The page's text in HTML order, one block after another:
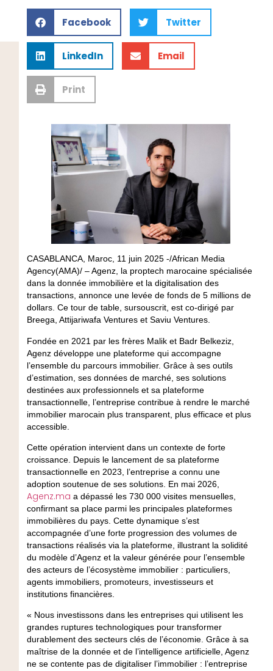
Facebook Twitter
LinkedIn Email
Print
CASABLANCA, Maroc, 11 juin 2025 -/African Media
Agency(AMA)/ – Agenz, la proptech marocaine spécialisée
dans la donnée immobilière et la digitalisation des
transactions, annonce une levée de fonds de 5 millions de
dollars. Ce tour de table, sursouscrit, est co-dirigé par
Breega, Attijariwafa Ventures et Saviu Ventures.
Fondée en 2021 par les frères Malik et Badr Belkeziz,
Agenz développe une plateforme qui accompagne
l’ensemble du parcours immobilier. Grâce à ses outils
d’estimation, ses données de marché, ses solutions
destinées aux professionnels et sa plateforme
transactionnelle, l’entreprise contribue à rendre le marché
immobilier marocain plus transparent, plus efficace et plus
accessible.
Cette opération intervient dans un contexte de forte
croissance. Depuis le lancement de sa plateforme
transactionnelle en 2023, l’entreprise a connu une
adoption soutenue de ses solutions. En mai 2026,
Agenz.ma a dépassé les 730 000 visites mensuelles,
confirmant sa place parmi les principales plateformes
immobilières du pays. Cette dynamique s’est
accompagnée d’une forte progression des volumes de
transactions réalisés via la plateforme, illustrant la solidité
du modèle d’Agenz et la valeur générée pour l’ensemble
des acteurs de l’écosystème immobilier : particuliers,
agents immobiliers, promoteurs, investisseurs et
institutions financières.
« Nous investissons dans les entreprises qui utilisent les
grandes ruptures technologiques pour transformer
durablement des secteurs clés de l’économie. Grâce à sa
maîtrise de la donnée et de l’intelligence artificielle, Agenz
ne se contente pas de digitaliser l’immobilier : l’entreprise